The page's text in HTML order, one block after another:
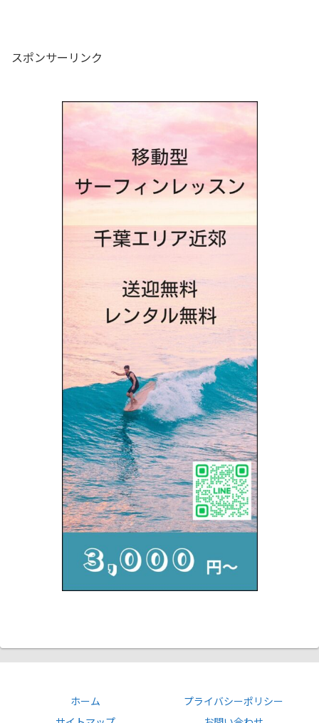
スポンサーリンク
ホーム
プライバシーポリシー